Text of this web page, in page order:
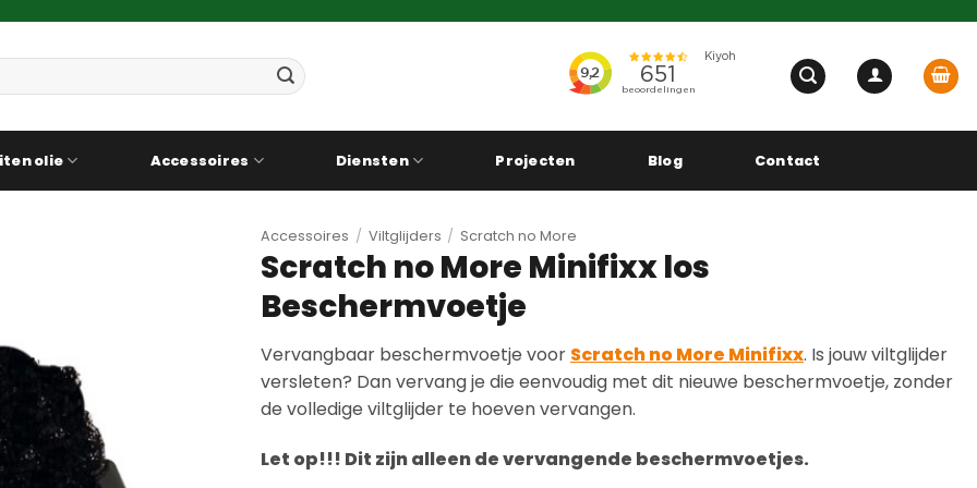
olie Accessoires Diensten Projecten Blog Contact
Accessoires / Viltglijders / Scratch no More
Scratch no More Minifixx los
Beschermvoetje
Vervangbaar beschermvoetje voor Scratch no More Minifixx. Is jouw viltglijder
versleten? Dan vervang je die eenvoudig met dit nieuwe beschermvoetje, zonder
de volledige viltglijder te hoeven vervangen.
Let op!!! Dit zijn alleen de vervangende beschermvoetjes.